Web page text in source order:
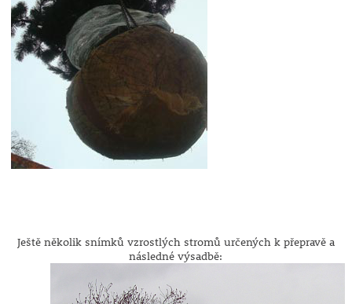
Ještě několik snímků vzrostlých stromů určených k přepravě a
následné výsadbě: